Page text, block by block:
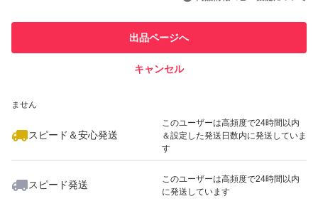
での取引実績があります
ません
スピード＆安心発送
このユーザーは高頻度で24時間以内
＆設定した発送日数内に発送していま
す
スピード発送
このユーザーは高頻度で24時間以内
に発送しています
出品ページへ
キャンセル
7,500